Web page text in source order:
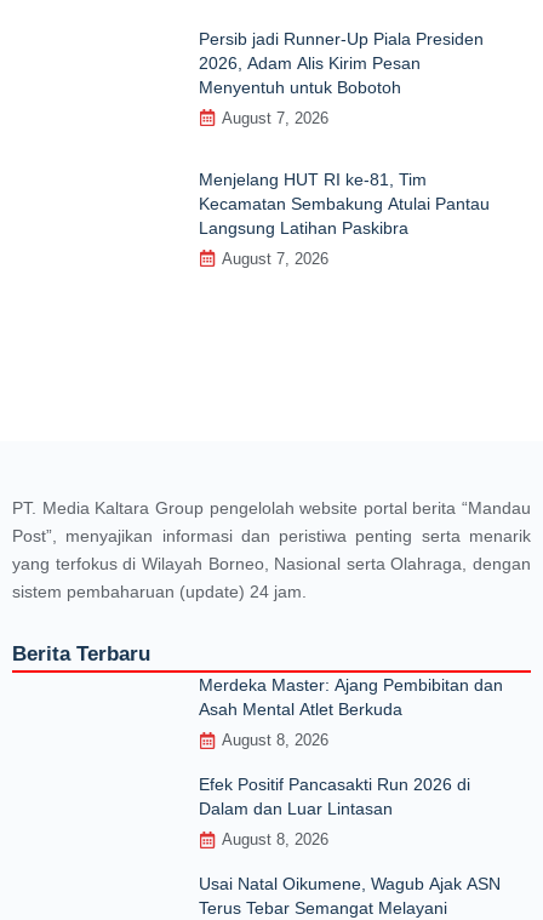
Persib jadi Runner-Up Piala Presiden
2026, Adam Alis Kirim Pesan
Menyentuh untuk Bobotoh
August 7, 2026
Menjelang HUT RI ke‑81, Tim
Kecamatan Sembakung Atulai Pantau
Langsung Latihan Paskibra
August 7, 2026
PT. Media Kaltara Group pengelolah website portal berita “Mandau
Post”, menyajikan informasi dan peristiwa penting serta menarik
yang terfokus di Wilayah Borneo, Nasional serta Olahraga, dengan
sistem pembaharuan (update) 24 jam.
Berita Terbaru
Merdeka Master: Ajang Pembibitan dan
Asah Mental Atlet Berkuda
August 8, 2026
Efek Positif Pancasakti Run 2026 di
Dalam dan Luar Lintasan
August 8, 2026
Usai Natal Oikumene, Wagub Ajak ASN
Terus Tebar Semangat Melayani